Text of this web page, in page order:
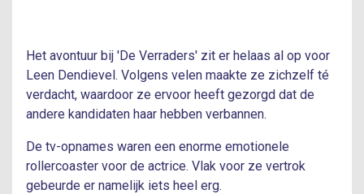
Het avontuur bij 'De Verraders' zit er helaas al op voor
Leen Dendievel. Volgens velen maakte ze zichzelf té
verdacht, waardoor ze ervoor heeft gezorgd dat de
andere kandidaten haar hebben verbannen.
De tv-opnames waren een enorme emotionele
rollercoaster voor de actrice. Vlak voor ze vertrok
gebeurde er namelijk iets heel erg.